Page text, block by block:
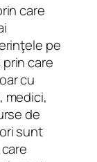
care
pe
care
cu
medici,
de
sunt